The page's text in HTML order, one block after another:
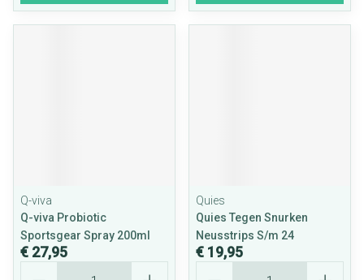
Q-viva
Q-viva Probiotic
Sportsgear Spray 200ml
€ 27,95
Quies
Quies Tegen Snurken
Neusstrips S/m 24
€ 19,95